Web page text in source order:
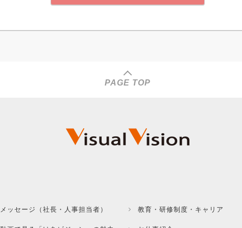
PAGE TOP
メッセージ（社長・人事担当者） 教育・研修制度・キャリア